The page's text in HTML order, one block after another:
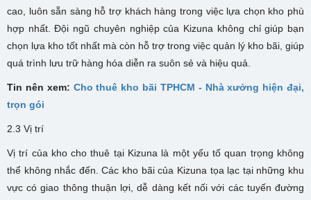
cao, luôn sẵn sàng hỗ trợ khách hàng trong việc lựa chọn kho phù
hợp nhất. Đội ngũ chuyên nghiệp của Kizuna không chỉ giúp bạn
chọn lựa kho tốt nhất mà còn hỗ trợ trong việc quản lý kho bãi, giúp
quá trình lưu trữ hàng hóa diễn ra suôn sẻ và hiệu quả.
Tin nên xem: Cho thuê kho bãi TPHCM - Nhà xưởng hiện đại,
trọn gói
2.3 Vị trí
Vị trí của kho cho thuê tại Kizuna là một yếu tố quan trọng không
thể không nhắc đến. Các kho bãi của Kizuna tọa lạc tại những khu
vực có giao thông thuận lợi, dễ dàng kết nối với các tuyến đường